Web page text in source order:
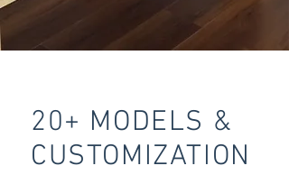
20+ MODELS &
CUSTOMIZATION